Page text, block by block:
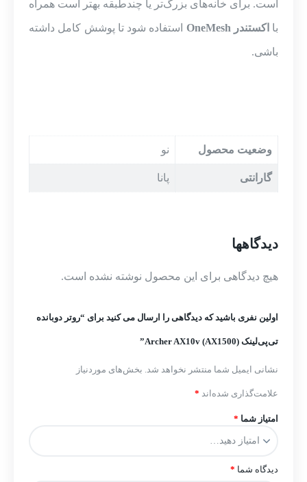
است. برای خانه‌های بزرگ‌تر یا چندطبقه بهتر است همراه
با اکستندر OneMesh استفاده شود تا پوشش کامل داشته
باشی.
وضعیت محصول نو
گارانتی پانا
دیدگاهها
هیچ دیدگاهی برای این محصول نوشته نشده است.
اولین نفری باشید که دیدگاهی را ارسال می کنید برای “روتر دوبانده
تی‌پی‌لینک Archer AX10v (AX1500)”
نشانی ایمیل شما منتشر نخواهد شد. بخش‌های موردنیاز
علامت‌گذاری شده‌اند *
امتیاز شما *
دیدگاه شما *